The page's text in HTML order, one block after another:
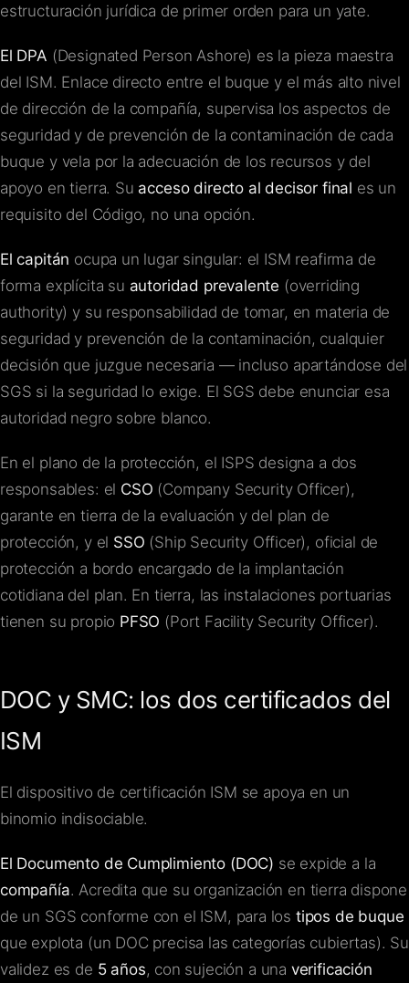
estructuración jurídica de primer orden para un yate.
El DPA (Designated Person Ashore) es la pieza maestra
del ISM. Enlace directo entre el buque y el más alto nivel
de dirección de la compañía, supervisa los aspectos de
seguridad y de prevención de la contaminación de cada
buque y vela por la adecuación de los recursos y del
apoyo en tierra. Su acceso directo al decisor final es un
requisito del Código, no una opción.
El capitán ocupa un lugar singular: el ISM reafirma de
forma explícita su autoridad prevalente (overriding
authority) y su responsabilidad de tomar, en materia de
seguridad y prevención de la contaminación, cualquier
decisión que juzgue necesaria — incluso apartándose del
SGS si la seguridad lo exige. El SGS debe enunciar esa
autoridad negro sobre blanco.
En el plano de la protección, el ISPS designa a dos
responsables: el CSO (Company Security Officer),
garante en tierra de la evaluación y del plan de
protección, y el SSO (Ship Security Officer), oficial de
protección a bordo encargado de la implantación
cotidiana del plan. En tierra, las instalaciones portuarias
tienen su propio PFSO (Port Facility Security Officer).
DOC y SMC: los dos certificados del
ISM
El dispositivo de certificación ISM se apoya en un
binomio indisociable.
El Documento de Cumplimiento (DOC) se expide a la
compañía. Acredita que su organización en tierra dispone
de un SGS conforme con el ISM, para los tipos de buque
que explota (un DOC precisa las categorías cubiertas). Su
validez es de 5 años, con sujeción a una verificación